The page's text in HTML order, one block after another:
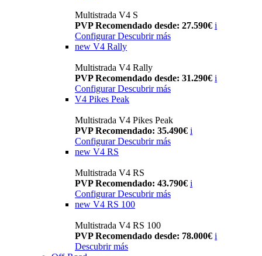
Multistrada V4 S
PVP Recomendado desde: 27.590€ i
Configurar Descubrir más
new V4 Rally
Multistrada V4 Rally
PVP Recomendado desde: 31.290€ i
Configurar Descubrir más
V4 Pikes Peak
Multistrada V4 Pikes Peak
PVP Recomendado: 35.490€ i
Configurar Descubrir más
new V4 RS
Multistrada V4 RS
PVP Recomendado: 43.790€ i
ConfigurarDescubrir más
new V4 RS 100
Multistrada V4 RS 100
PVP Recomendado desde: 78.000€ i
Descubrir más